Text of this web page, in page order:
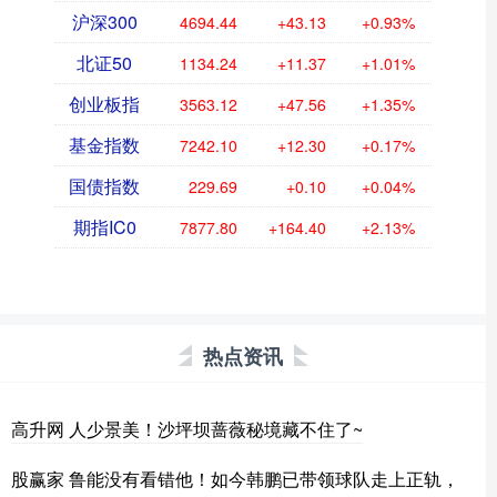
沪深300 4694.44 +43.13 +0.93%
北证50 1134.24 +11.37 +1.01%
创业板指 3563.12 +47.56 +1.35%
基金指数 7242.10 +12.30 +0.17%
国债指数 229.69 +0.10 +0.04%
期指IC0 7877.80 +164.40 +2.13%
热点资讯
高升网 人少景美！沙坪坝蔷薇秘境藏不住了~
股赢家 鲁能没有看错他！如今韩鹏已带领球队走上正轨，